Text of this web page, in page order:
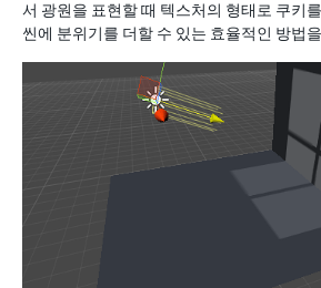
서 광원을 표현할 때 텍스처의 형태로 쿠키
씬에 분위기를 더할 수 있는 효율적인 방법